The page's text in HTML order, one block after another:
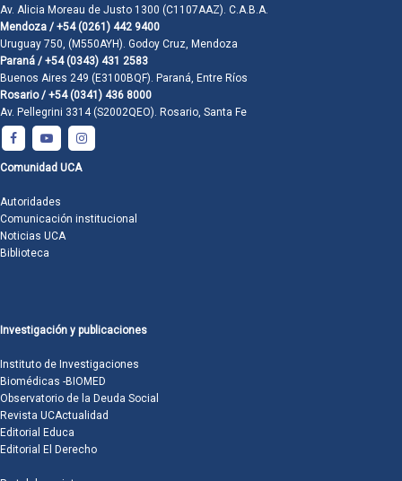
Av. Alicia Moreau de Justo 1300 (C1107AAZ). C.A.B.A.
Mendoza / +54 (0261) 442 9400
Uruguay 750, (M550AYH). Godoy Cruz, Mendoza
Paraná / +54 (0343) 431 2583
Buenos Aires 249 (E3100BQF). Paraná, Entre Ríos
Rosario / +54 (0341) 436 8000
Av. Pellegrini 3314 (S2002QEO). Rosario, Santa Fe
Comunidad UCA
Autoridades
Comunicación institucional
Noticias UCA
Biblioteca
Investigación y publicaciones
Instituto de Investigaciones
Biomédicas -BIOMED
Observatorio de la Deuda Social
Revista UCActualidad
Editorial Educa
Editorial El Derecho